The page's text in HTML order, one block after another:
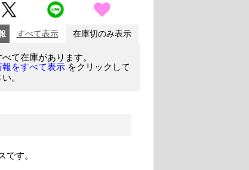
すべて表示 在庫切のみ表示
て在庫があります。
報をすべて表示 をクリックして
。
す。